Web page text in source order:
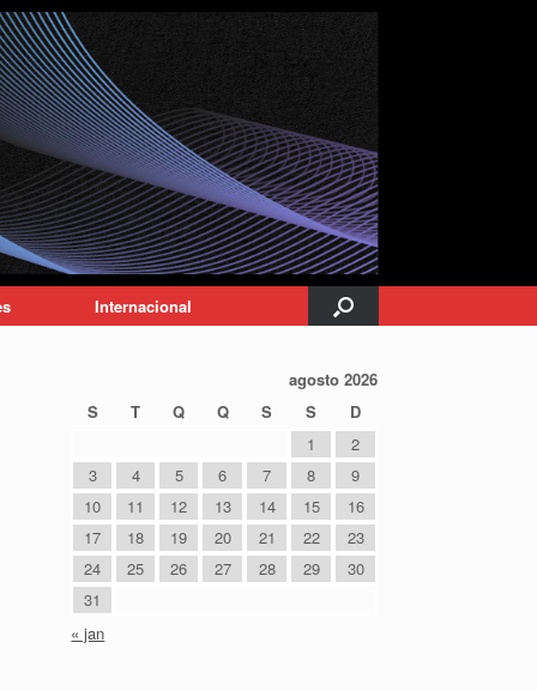
Internacional
agosto 2026
S
T Q Q S S
D
1
2
3
4 5 6 7 8
9
10
11 12 13 14 15
16
17
18 19 20 21 22
23
24
25 26 27 28 29
30
31
« jan